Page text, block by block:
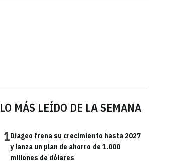
LO MÁS LEÍDO DE LA SEMANA
1Diageo frena su crecimiento hasta 2027
y lanza un plan de ahorro de 1.000
millones de dólares